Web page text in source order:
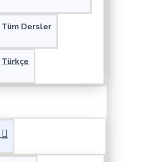
Tüm Dersler
Türkçe